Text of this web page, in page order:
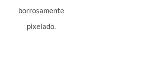
borrosamente
pixelado.